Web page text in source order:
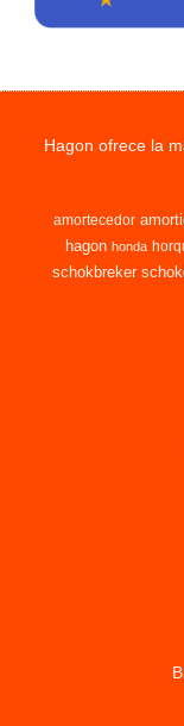
Hagon ofrece la
amortecedor
hagon honda
schokbreker